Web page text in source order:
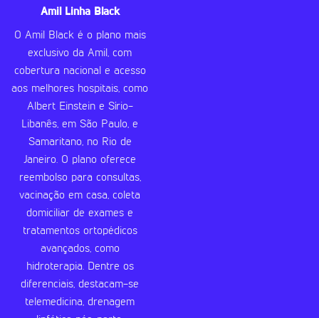
Amil Linha Black
O Amil Black é o plano mais
exclusivo da Amil, com
cobertura nacional e acesso
aos melhores hospitais, como
Albert Einstein e Sírio-
Libanês, em São Paulo, e
Samaritano, no Rio de
Janeiro. O plano oferece
reembolso para consultas,
vacinação em casa, coleta
domiciliar de exames e
tratamentos ortopédicos
avançados, como
hidroterapia. Dentre os
diferenciais, destacam-se
telemedicina, drenagem